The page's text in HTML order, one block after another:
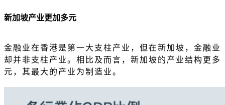
新加坡产业更加多元
金融业在香港是第一大支柱产业，但在新加坡，金融业
却并非支柱产业。相比及而言，新加坡的产业结构更多
元，其最大的产业为制造业。